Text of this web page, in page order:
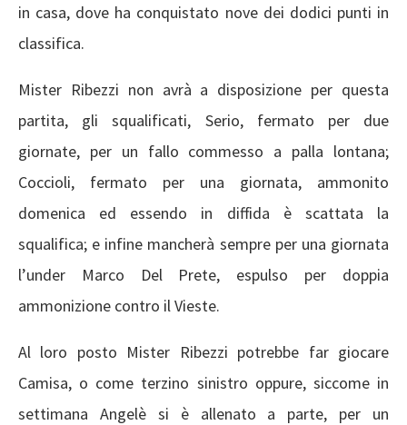
in casa, dove ha conquistato nove dei dodici punti in
classifica.
Mister Ribezzi non avrà a disposizione per questa
partita, gli squalificati, Serio, fermato per due
giornate, per un fallo commesso a palla lontana;
Coccioli, fermato per una giornata, ammonito
domenica ed essendo in diffida è scattata la
squalifica; e infine mancherà sempre per una giornata
l’under Marco Del Prete, espulso per doppia
ammonizione contro il Vieste.
Al loro posto Mister Ribezzi potrebbe far giocare
Camisa, o come terzino sinistro oppure, siccome in
settimana Angelè si è allenato a parte, per un